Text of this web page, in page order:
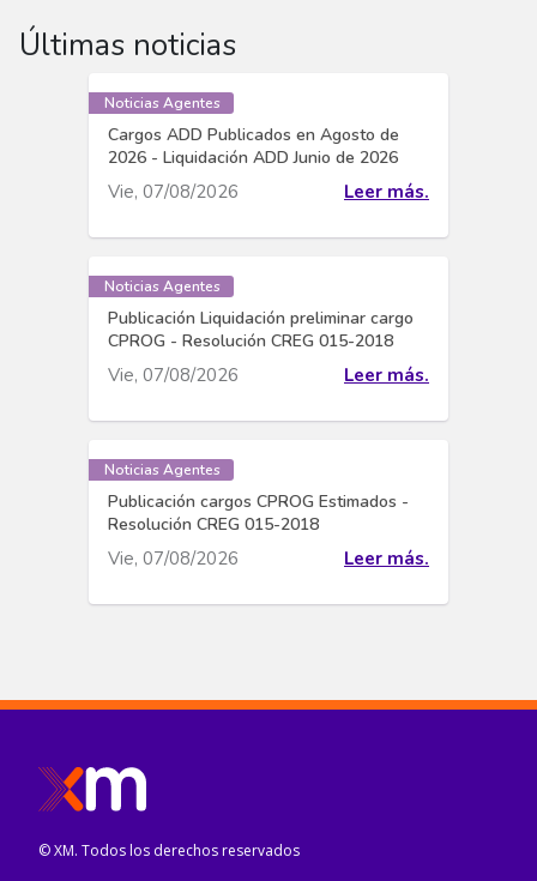
Últimas noticias
Noticias Agentes
Cargos ADD Publicados en Agosto de
2026 - Liquidación ADD Junio de 2026
Vie, 07/08/2026 Leer más.
Noticias Agentes
Publicación Liquidación preliminar cargo
CPROG - Resolución CREG 015-2018
Vie, 07/08/2026 Leer más.
Noticias Agentes
Publicación cargos CPROG Estimados -
Resolución CREG 015-2018
Vie, 07/08/2026 Leer más.
© XM. Todos los derechos reservados